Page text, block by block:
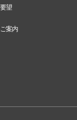
望
案内